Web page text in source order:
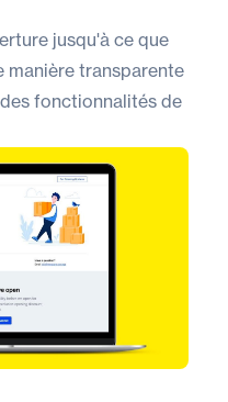
jusqu'à ce que
manière transparente
fonctionnalités de